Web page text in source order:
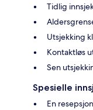
Tidlig
Utsjekking
Kontaktløs
Sen
Spesielle
En